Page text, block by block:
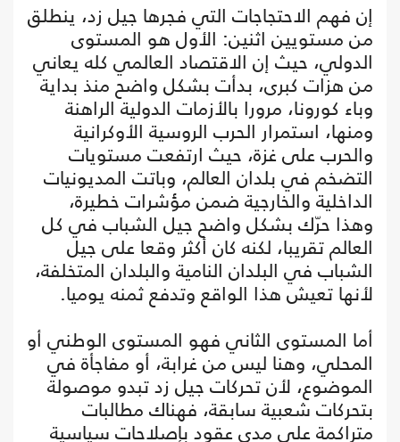
إن فهم الاحتجاجات التي فجرها جيل زد، ينطلق
من مستويين اثنين: الأول هو المستوى
الدولي، حيث إن الاقتصاد العالمي كله يعاني
من هزات كبرى، بدأت بشكل واضح منذ بداية
وباء كورونا، مرورا بالأزمات الدولية الراهنة
ومنها، استمرار الحرب الروسية الأوكرانية
والحرب على غزة، حيث ارتفعت مستويات
التضخم في بلدان العالم، وباتت المديونيات
الداخلية والخارجية ضمن مؤشرات خطيرة،
وهذا حرّك بشكل واضح جيل الشباب في كل
العالم تقريبا، لكنه كان أكثر وقعا على جيل
الشباب في البلدان النامية والبلدان المتخلفة،
لأنها تعيش هذا الواقع وتدفع ثمنه يوميا.
أما المستوى الثاني فهو المستوى الوطني أو
المحلي، وهنا ليس من غرابة، أو مفاجأة في
الموضوع، لأن تحركات جيل زد تبدو موصولة
بتحركات شعبية سابقة، فهناك مطالبات
متراكمة على مدى عقود بإصلاحات سياسية